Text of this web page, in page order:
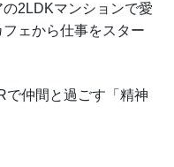
2LDKマンションで愛
ェから仕事をスター
で仲間と過ごす「精神